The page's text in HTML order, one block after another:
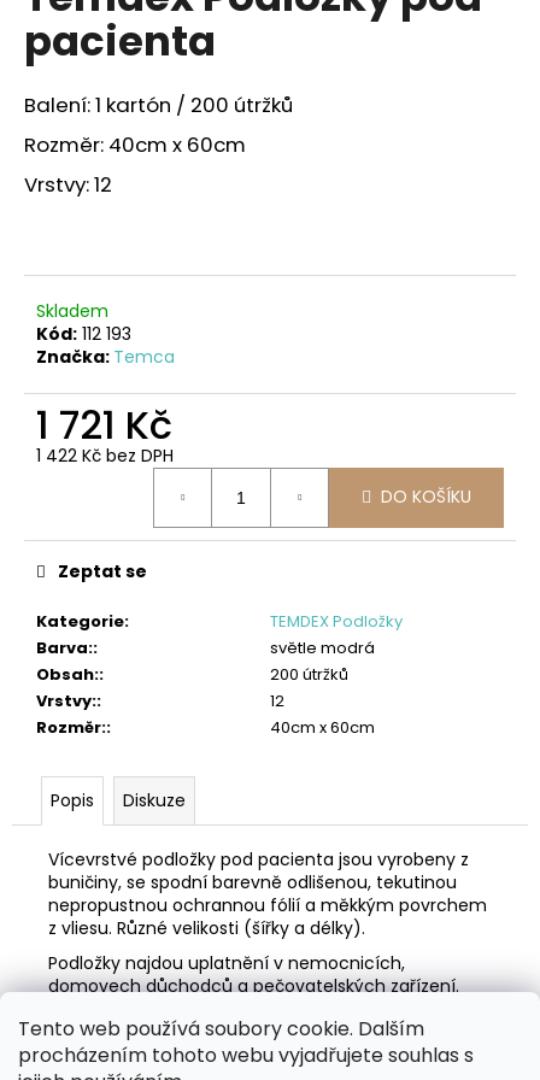
Tento web používá soubory cookie. Dalším
procházením tohoto webu vyjadřujete souhlas s
5
hvězdiček.
pacienta
Balení: 1 kartón / 200 útržků
Rozměr: 40cm x 60cm
Vrstvy: 12
Skladem
Kód: 112 193
Značka: Temca
1 721 Kč
1 422 Kč bez DPH
DO KOŠÍKU
Kategorie:
TEMDEX Podložky
Barva::
světle modrá
Obsah::
200 útržků
Vrstvy::
12
Rozměr:: 40cm x 60cm
Zeptat se
Popis Diskuze
Vícevrstvé podložky pod pacienta jsou vyrobeny z
buničiny, se spodní barevně odlišenou, tekutinou
nepropustnou ochrannou fólií a měkkým povrchem
z vliesu. Různé velikosti (šířky a délky).
Podložky najdou uplatnění v nemocnicích,
domovech důchodců a pečovatelských zařízení.
a
j
í
t
?
HLEDAT
D
o
o
č
u
e
m
e
TORK
NA
RUCE
HANDY
BUCKET
315
Kč